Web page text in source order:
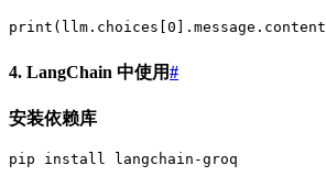
print ( llm.choices [0 ] .message.content
4. LangChain 中使用#
安装依赖库
pip install langchain-groq